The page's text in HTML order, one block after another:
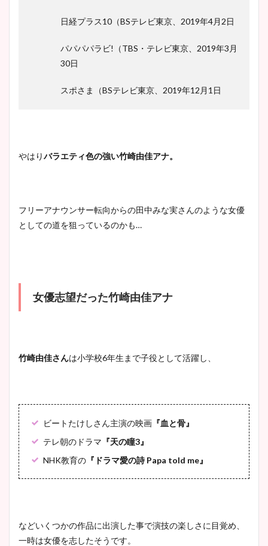
日経プラス10（BSテレビ東京、2019年4月2日
パパパパラビ!（TBS・テレビ東京、2019年3月
30日
スポさま（BSテレビ東京、2019年12月1日
やはりバラエティ色の強い竹崎由佳アナ。
フリーアナウンサー転向からの田中みな実さんのような女優
としての道を狙っているのかも…
女優志望だった竹崎由佳アナ
竹崎由佳さんは小学校6年生まで子役として活躍し、
ビートたけしさん主演の映画 『血と骨』
テレ朝のドラマ 『天の瞳3』
NHK教育の 『ドラマ愛の詩 Papa told me』
などいくつかの作品に出演した事で演技の楽しさに目覚め、
一時は女優を志したそうです。